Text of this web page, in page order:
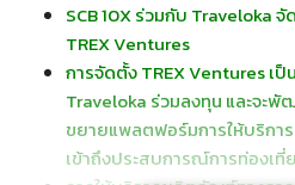
SCB 10X ร่วมกับ Traveloka
TREX Ventures
การจัดตั้ง TREX Ventures เ
Traveloka ร่วมลงทุน และจะพั
ขยายแพลตฟอร์มการให้บริการ
เข้าถึงประสบการณ์การท่องเ